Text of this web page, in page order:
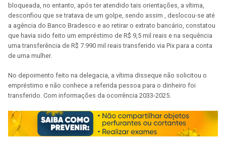
bloqueada, no entanto, após ter atendido tais orientações, a vítima,
desconfiou que se tratava de um golpe, sendo assim , deslocou-se até
a agência do Banco Bradesco e ao retirar o extrato bancário, constatou
que havia sido feito um empréstimo de R$ 9,5 mil reais e na sequência
uma transferência de R$ 7.990 mil reais transferido via Pix para a conta
de uma mulher.
No depoimento feito na delegacia, a vítima disseque não solicitou o
empréstimo e não conhece a referida pessoa para o dinheiro foi
transferido. Com informações da ocorrência 2033-2025.